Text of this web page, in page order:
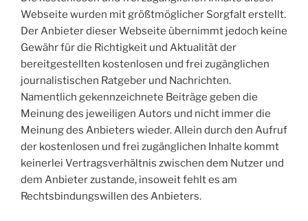
Webseite wurden mit größtmöglicher Sorgfalt erstellt.
Der Anbieter dieser Webseite übernimmt jedoch keine
Gewähr für die Richtigkeit und Aktualität der
bereitgestellten kostenlosen und frei zugänglichen
journalistischen Ratgeber und Nachrichten.
Namentlich gekennzeichnete Beiträge geben die
Meinung des jeweiligen Autors und nicht immer die
Meinung des Anbieters wieder. Allein durch den Aufruf
der kostenlosen und frei zugänglichen Inhalte kommt
keinerlei Vertragsverhältnis zwischen dem Nutzer und
dem Anbieter zustande, insoweit fehlt es am
Rechtsbindungswillen des Anbieters.